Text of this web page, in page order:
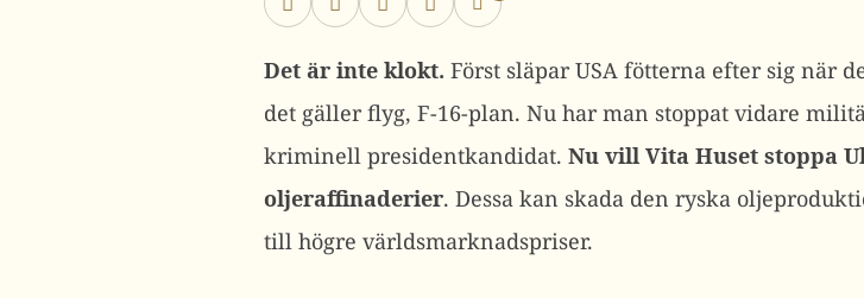
Det är inte klokt. Först släpar USA fötterna efter sig när
det gäller flyg, F-16-plan. Nu har man stoppat vidare
kriminell presidentkandidat. Nu vill Vita Huset stoppa
oljeraffinaderier. Dessa kan skada den ryska
till högre världsmarknadspriser.